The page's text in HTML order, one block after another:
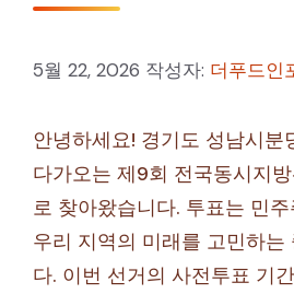
5월 22, 2026 작성자: 더푸드인
안녕하세요! 경기도 성남시분
다가오는 제9회 전국동시지
로 찾아왔습니다. 투표는 민
우리 지역의 미래를 고민하는
다. 이번 선거의 사전투표 기